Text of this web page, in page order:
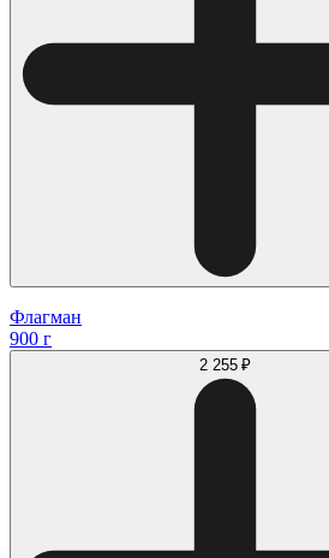
Флагман
900 г
2 255 ₽